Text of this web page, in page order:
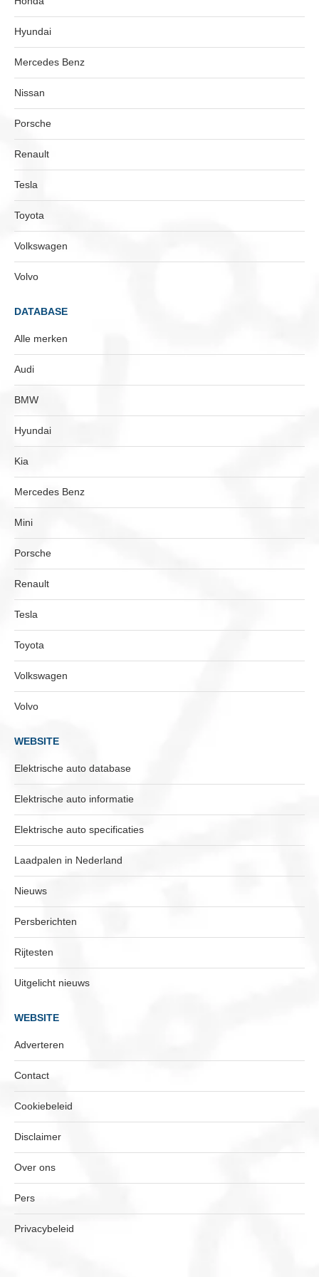
Hyundai
Mercedes Benz
Nissan
Porsche
Renault
Tesla
Toyota
Volkswagen
Volvo
DATABASE
Alle merken
Audi
BMW
Hyundai
Kia
Mercedes Benz
Mini
Porsche
Renault
Tesla
Toyota
Volkswagen
Volvo
WEBSITE
Elektrische auto database
Elektrische auto informatie
Elektrische auto specificaties
Laadpalen in Nederland
Nieuws
Persberichten
Rijtesten
Uitgelicht nieuws
WEBSITE
Adverteren
Contact
Cookiebeleid
Disclaimer
Over ons
Pers
Privacybeleid